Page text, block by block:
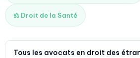
⚖️ Droit de la Santé
Tous les avocats en droit des